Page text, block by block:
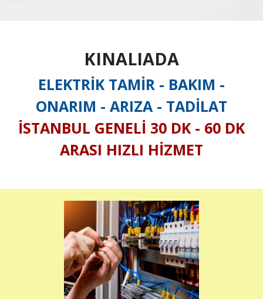
KINALIADA
ELEKTRİK TAMİR - BAKIM -
ONARIM - ARIZA - TADİLAT
İSTANBUL GENELİ 30 DK - 60 DK
ARASI HIZLI HİZMET